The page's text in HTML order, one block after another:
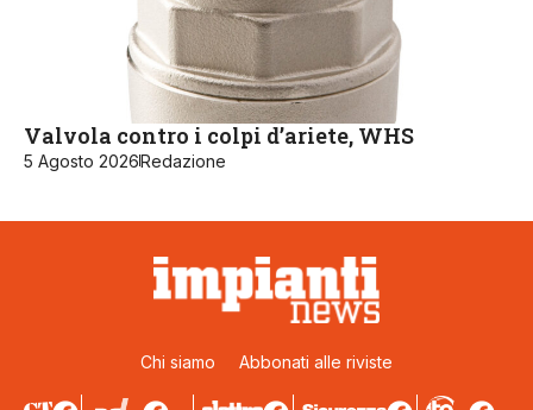
Valvola contro i colpi d’ariete, WHS
5 Agosto 2026Redazione
Chi siamo Abbonati alle riviste